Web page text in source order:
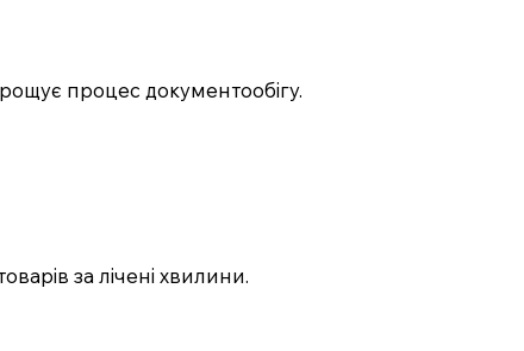
процес документообігу.
за лічені хвилини.